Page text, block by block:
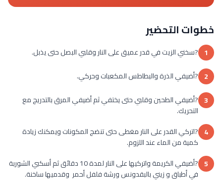
خطوات التحضير
1 ?سخني الزيت في قدر عميق على النار وقلبي البصل حتى يذبل.
2 ?أضيفي الذرة والبطاطس المكعبات وحركي.
3 ?أضيفي الطحين وقلبي حتى يختفي ثم أضيفي المرق بالتدريج مع
التحريك.
4 ?اتركي القدر على النار مغطى حتى تنضج المكونات ويمكنك زيادة
كمية من الماء عند اللزوم.
5
?أضيفي الكريمة واتركيها على النار لمدة 10 دقائق ثم أسكبي الشوربة
في أطباق و زيني بالبقدونس ورشة فلفل أحمر وقدميها ساخنة.